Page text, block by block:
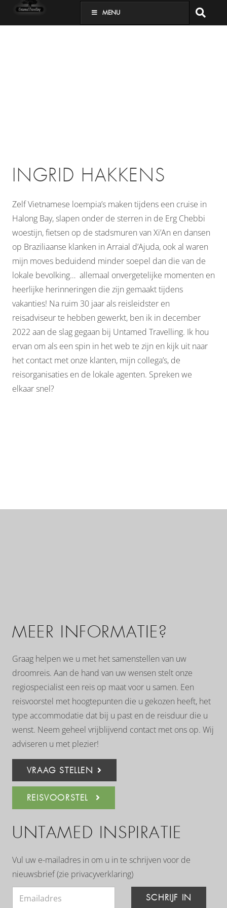
MENU
INGRID HAKKENS
Zelf Vietnamese loempia’s maken tijdens een cruise in
Halong Bay, slapen onder de sterren in de Erg Chebbi
woestijn, fietsen op de stadsmuren van Xi’An en dansen
op Braziliaanse klanken in Arraial d’Ajuda, ook al waren
mijn moves beduidend minder soepel dan die van de
lokale bevolking… allemaal onvergetelijke momenten en
heerlijke herinneringen die zijn gemaakt tijdens
vakanties! Na ruim 30 jaar als reisleidster en
reisadviseur te hebben gewerkt, ben ik in december
2022 aan de slag gegaan bij Untamed Travelling. Ik hou
ervan om als een spin in het web te zijn en kijk uit naar
het contact met onze klanten, mijn collega’s, de
reisorganisaties en de lokale agenten. Spreken we
elkaar snel?
MEER INFORMATIE?
Graag helpen we u met het samenstellen van uw
droomreis. Aan de hand van uw wensen stelt onze
regiospecialist een reis op maat voor u samen. Een
reisvoorstel met hoogtepunten die u gekozen heeft, het
type accommodatie dat bij u past en de reisduur die u
wenst. Neem geheel vrijblijvend contact met ons op. Wij
adviseren u met plezier!
VRAAG STELLEN
REISVOORSTEL
UNTAMED INSPIRATIE
Vul uw e-mailadres in om u in te schrijven voor de
nieuwsbrief (zie privacyverklaring)
SCHRIJF IN